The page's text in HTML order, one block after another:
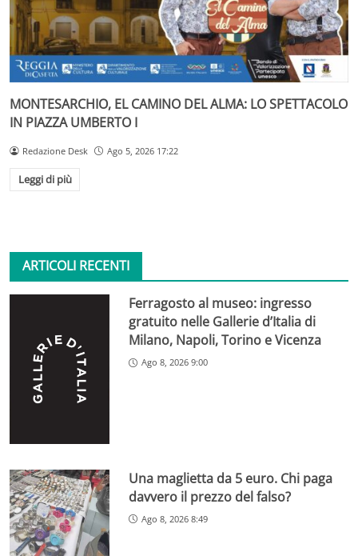
MONTESARCHIO, EL CAMINO DEL ALMA: LO SPETTACOLO
IN PIAZZA UMBERTO I
Redazione Desk Ago 5, 2026 17:22
Leggi di più
ARTICOLI RECENTI
Ferragosto al museo: ingresso
gratuito nelle Gallerie d’Italia di
Milano, Napoli, Torino e Vicenza
Ago 8, 2026 9:00
Una maglietta da 5 euro. Chi paga
davvero il prezzo del falso?
Ago 8, 2026 8:49